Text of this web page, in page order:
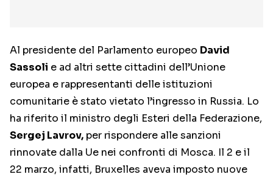
Al presidente del Parlamento europeo David
Sassoli e ad altri sette cittadini dell’Unione
europea e rappresentanti delle istituzioni
comunitarie è stato vietato l’ingresso in Russia. Lo
ha riferito il ministro degli Esteri della Federazione,
Sergej Lavrov, per rispondere alle sanzioni
rinnovate dalla Ue nei confronti di Mosca. Il 2 e il
22 marzo, infatti, Bruxelles aveva imposto nuove